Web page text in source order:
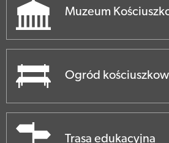
Muzeum
Ogród
Trasa edukacyjna